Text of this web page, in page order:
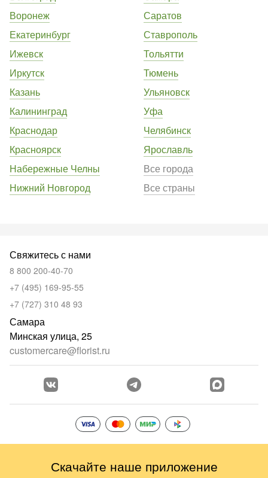
Воронеж
Екатеринбург
Ижевск
Иркутск
Казань
Калининград
Краснодар
Красноярск
Набережные Челны
Нижний Новгород
Саратов
Ставрополь
Тольятти
Тюмень
Ульяновск
Уфа
Челябинск
Ярославль
Все города
Все страны
Свяжитесь с нами
8 800 200-40-70
+7 (495) 169-95-55
+7 (727) 310 48 93
Самара
Минская улица, 25
customercare@florist.ru
Скачайте наше приложение